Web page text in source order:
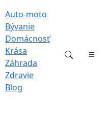
Auto-moto
Bývanie
Domácnosť
Krása
Záhrada
Zdravie
Blog